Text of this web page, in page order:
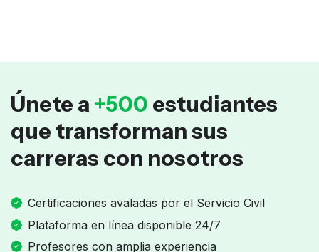
Únete a +500 estudiantes
que transforman sus
carreras con nosotros
Certificaciones avaladas por el Servicio Civil
Plataforma en línea disponible 24/7
Profesores con amplia experiencia